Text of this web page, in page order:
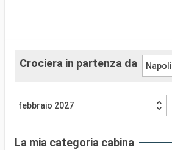
Crociera in partenza da Napoli
febbraio 2027
La mia categoria cabina